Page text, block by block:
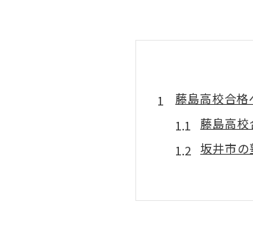
藤島高校合
藤島高
坂井市
藤島高
塾で叶